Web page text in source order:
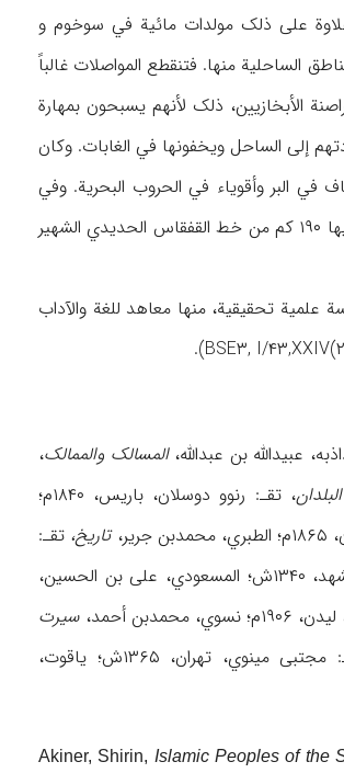
علاوة علی ذلک مولدات مائیة في سوخوم و
الساحلیة منها. فتنقطع المواصلات غالباً
الأبخازیین، ذلک لأنهم یسبحون بمهارة
۲۵ إلی ۳۰ شخصاً، وهم یسحبونها بعد عودتهم إلی الساحل ویخفونها في الغابات. وکان
شخص، وکان یقال ان الأبخازیین ضعاف في البر وأقویاء في الحروب البحریة. وفي
۱۲۵۶/۱۸۴۰ شقّت الحکومة القیصریة الروسیة طرقاً في أبخاز تعرف بالطرق الاستراتیجیة، وفیها الیوم طرق معبدة، ویمرّ فیها ۱۹۰ کم من خط القفقاس الحدیدي الشهیر
في ۱۹۷۶م ۴۱۶ مدرسة یدرس فیها ۱۰۳,۱۰۰ طالب، وفیها عدد من الکلیات و حوالي ۱۵ مؤسسة علمیة تحقیقیة، منها معاهد للغة والآداب
المسالک والممالک،
، تقـ: رنوو دوسلان، باریس، ۱۸۴۰م؛
تاریخ، تقـ:
أحمد،
سیرت
مینوي، تهران، ۱۳۶۵ش؛ یاقوت،
Akiner, Shirin, Islamic Peoples of the